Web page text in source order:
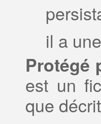
il a
Protégé
est un
que